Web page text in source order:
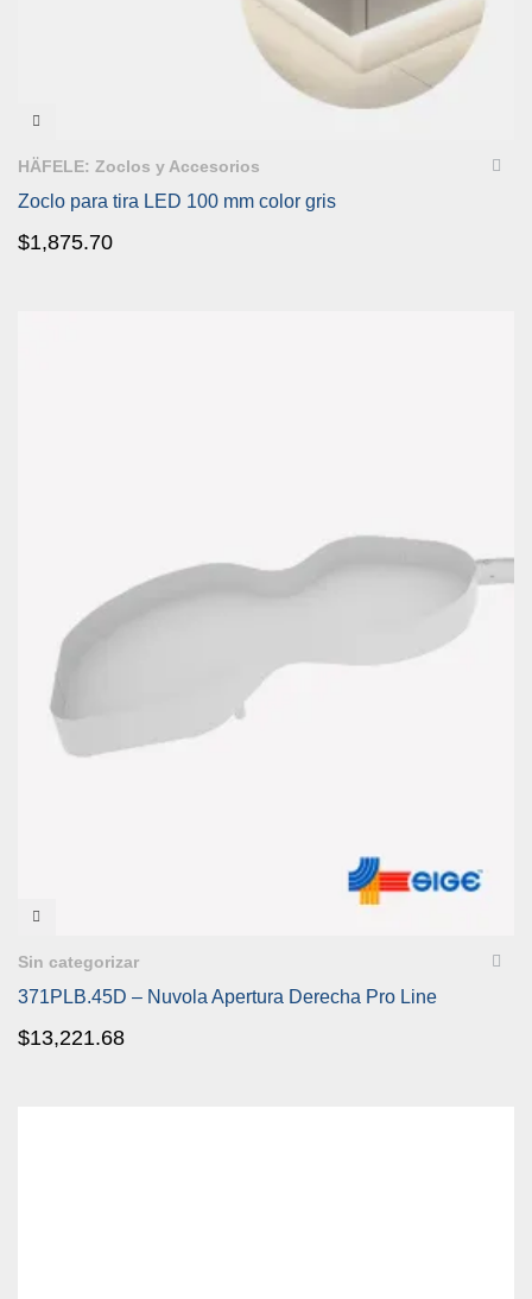
HÄFELE: Zoclos y Accesorios
Zoclo para tira LED 100 mm color gris
$1,875.70
Sin categorizar
371PLB.45D – Nuvola Apertura Derecha Pro Line
$13,221.68